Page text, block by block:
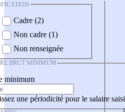
Cadre (2)
Non cadre (1)
Non renseignée
BRUT MINIMUM
minimum
une périodicité pour le salaire saisi